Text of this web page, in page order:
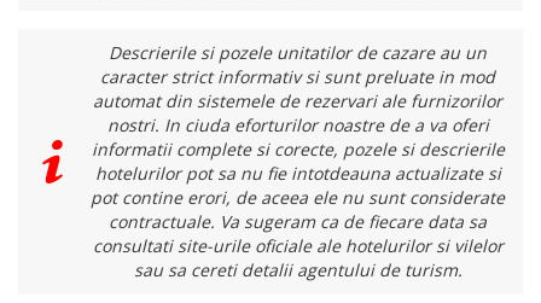
Descrierile si pozele unitatilor de cazare au un
caracter strict informativ si sunt preluate in mod
automat din sistemele de rezervari ale furnizorilor
nostri. In ciuda eforturilor noastre de a va oferi
informatii complete si corecte, pozele si descrierile
hotelurilor pot sa nu fie intotdeauna actualizate si
pot contine erori, de aceea ele nu sunt considerate
contractuale. Va sugeram ca de fiecare data sa
consultati site-urile oficiale ale hotelurilor si vilelor
sau sa cereti detalii agentului de turism.